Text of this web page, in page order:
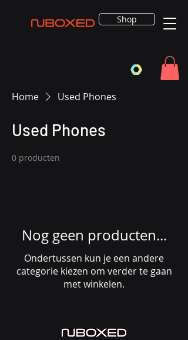
Shop
Home Used Phones
Used Phones
0 producten
Nog geen producten...
Ondertussen kun je een andere
categorie kiezen om verder te gaan
met winkelen.